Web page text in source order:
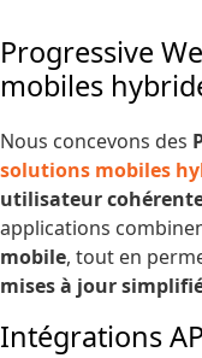
Progressive
mobiles
Nous concevons des
solutions mobiles
utilisateur
applications
mobile, tout en
mises à jour
Intégrations